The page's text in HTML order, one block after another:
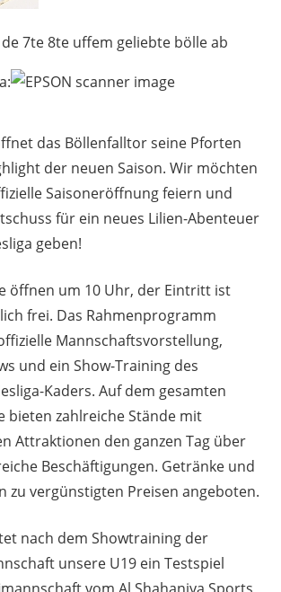
7te 8te uffem geliebte bölle ab
das Böllenfalltor seine Pforten
der neuen Saison. Wir möchten
Saisoneröffnung feiern und
für ein neues Lilien-Abenteuer
geben!
öffnen um 10 Uhr, der Eintritt ist
frei. Das Rahmenprogramm
Mannschaftsvorstellung,
und ein Show-Training des
Kaders. Auf dem gesamten
bieten zahlreiche Stände mit
Attraktionen den ganzen Tag über
Beschäftigungen. Getränke und
zu vergünstigten Preisen angeboten.
nach dem Showtraining der
unsere U19 ein Testspiel